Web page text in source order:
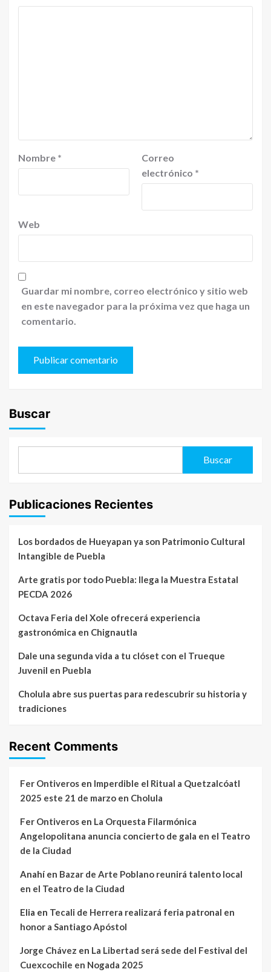
Nombre *
Correo
electrónico *
Web
Guardar mi nombre, correo electrónico y sitio web
en este navegador para la próxima vez que haga un
comentario.
Buscar
Buscar
Publicaciones Recientes
Los bordados de Hueyapan ya son Patrimonio Cultural
Intangible de Puebla
Arte gratis por todo Puebla: llega la Muestra Estatal
PECDA 2026
Octava Feria del Xole ofrecerá experiencia
gastronómica en Chignautla
Dale una segunda vida a tu clóset con el Trueque
Juvenil en Puebla
Cholula abre sus puertas para redescubrir su historia y
tradiciones
Recent Comments
Fer Ontiveros en Imperdible el Ritual a Quetzalcóatl
2025 este 21 de marzo en Cholula
Fer Ontiveros en La Orquesta Filarmónica
Angelopolitana anuncia concierto de gala en el Teatro
de la Ciudad
Anahíen Bazar de Arte Poblano reunirá talento local
en el Teatro de la Ciudad
Elia en Tecali de Herrera realizará feria patronal en
honor a Santiago Apóstol
Jorge Chávez en La Libertad será sede del Festival del
Cuexcochile en Nogada 2025